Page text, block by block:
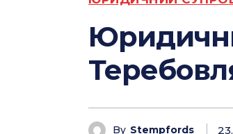
By Stempfords